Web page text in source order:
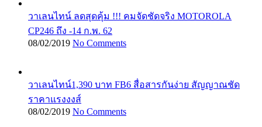
วาเลนไทน์ ลดสุดคุ้ม !!! คมจัดชัดจริง MOTOROLA
CP246 ถึง -14 ก.พ. 62
08/02/2019 No Comments
วาเลนไทน์1,390 บาท FB6 สื่อสารกันง่าย สัญญาณชัด
ราคาแรงงงส์
08/02/2019 No Comments